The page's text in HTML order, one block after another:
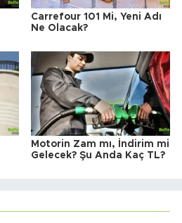
Carrefour 101 Mi, Yeni Adı
Ne Olacak?
Motorin Zam mı, İndirim mi
Gelecek? Şu Anda Kaç TL?